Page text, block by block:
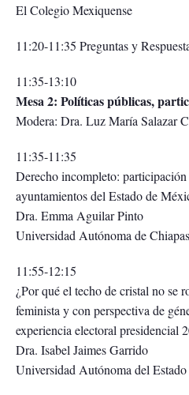
El Colegio Mexiquense
11:20-11:35 Preguntas y
11:35-13:10
Mesa 2: Políticas públicas,
Modera: Dra. Luz María Salazar
11:35-11:35
Derecho incompleto:
ayuntamientos del Estado de
Dra. Emma Aguilar Pinto
Universidad Autónoma de Chiapas
11:55-12:15
¿Por qué el techo de cristal no se
feminista y con perspectiva de
experiencia electoral presidencial
Dra. Isabel Jaimes Garrido
Universidad Autónoma del